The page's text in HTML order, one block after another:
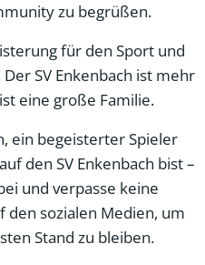
zu begrüßen.
für den Sport und
SV Enkenbach ist mehr
eine große Familie.
ein begeisterter Spieler
den SV Enkenbach bist –
und verpasse keine
den sozialen Medien, um
Stand zu bleiben.